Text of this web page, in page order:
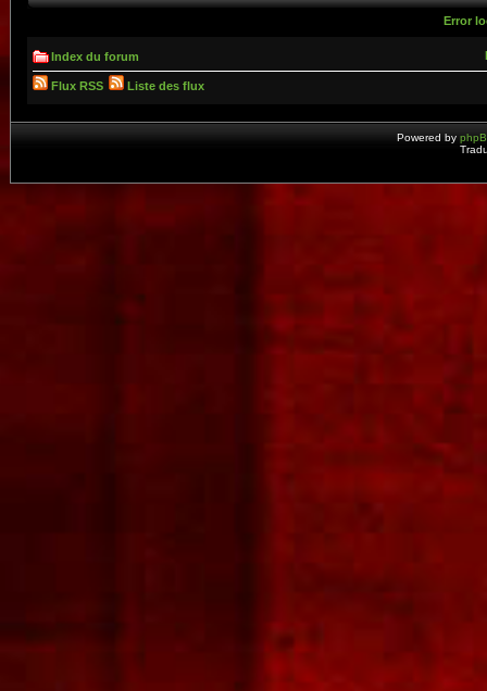
Error
Index du forum
Flux RSS Liste des flux
Powered by